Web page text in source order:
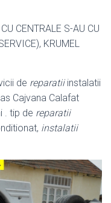
CENTRALE S-AU CU
KRUMEL
de reparatiiinstalatii
Cajvana Calafat
. tip de reparatii
instalatii